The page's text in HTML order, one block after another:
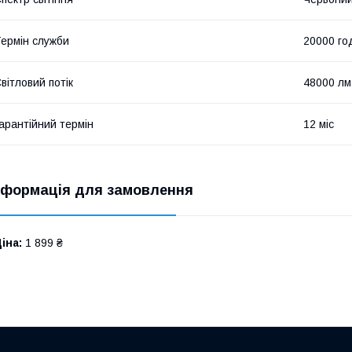
служби 20000
потік 48000 лм
термін 12 міс
для замовлення
1 899 ₴